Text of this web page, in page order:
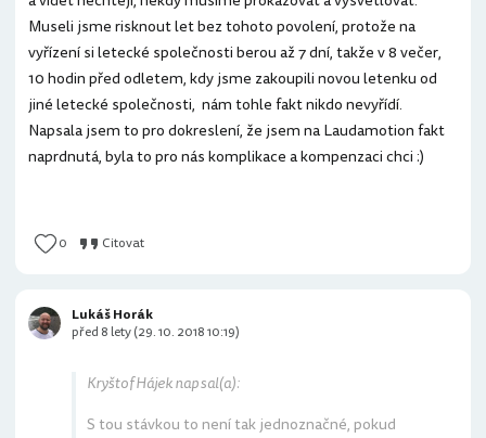
Museli jsme risknout let bez tohoto povolení, protože na
vyřízení si letecké společnosti berou až 7 dní, takže v 8 večer,
10 hodin před odletem, kdy jsme zakoupili novou letenku od
jiné letecké společnosti, nám tohle fakt nikdo nevyřídí.
Napsala jsem to pro dokreslení, že jsem na Laudamotion fakt
naprdnutá, byla to pro nás komplikace a kompenzaci chci :)
0 Citovat
Kryštof Hájek napsal(a):
S tou stávkou to není tak jednoznačné, pokud
Lukáš Horák
před 8 lety (29. 10. 2018 10:19)